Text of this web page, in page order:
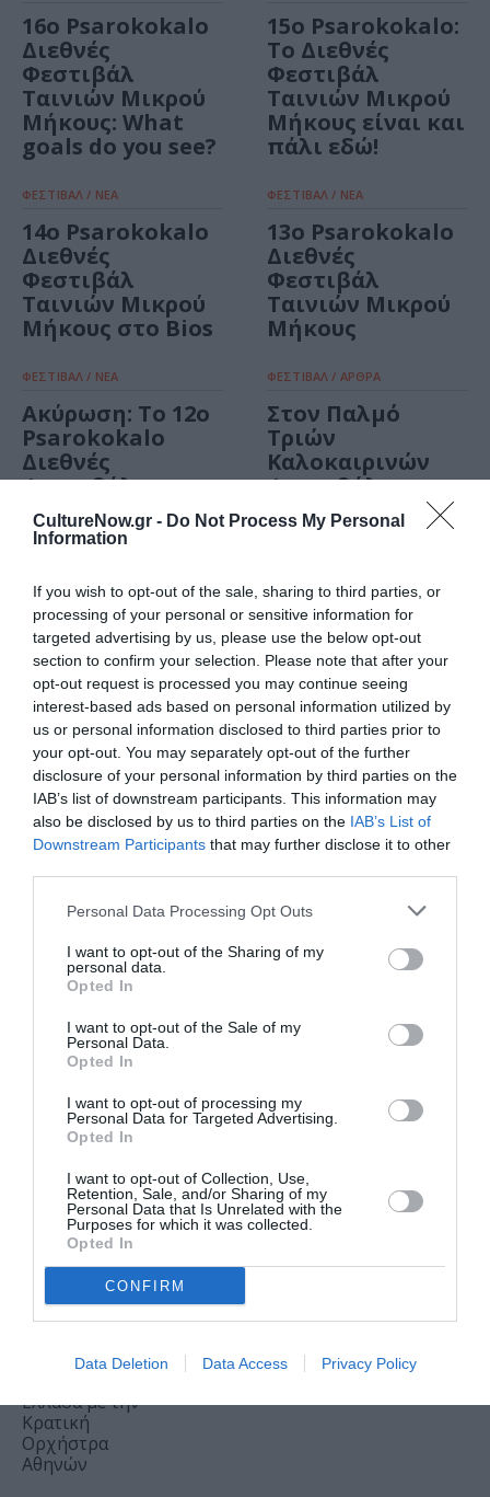
CultureNow.gr - Do Not Process My Personal
Information
If you wish to opt-out of the sale, sharing to third parties, or
processing of your personal or sensitive information for
targeted advertising by us, please use the below opt-out
section to confirm your selection. Please note that after your
opt-out request is processed you may continue seeing
interest-based ads based on personal information utilized by
us or personal information disclosed to third parties prior to
your opt-out. You may separately opt-out of the further
disclosure of your personal information by third parties on the
IAB’s list of downstream participants. This information may
also be disclosed by us to third parties on the IAB’s List of
Downstream Participants that may further disclose it to other
Personal Data Processing Opt Outs
I want to opt-out of the Sharing of my
personal data.
Opted In
I want to opt-out of the Sale of my
Personal Data.
Opted In
I want to opt-out of processing my
Personal Data for Targeted Advertising.
Opted In
I want to opt-out of Collection, Use,
Retention, Sale, and/or Sharing of my
Personal Data that Is Unrelated with the
Purposes for which it was collected.
Opted In
CONFIRM
Data Deletion Data Access Privacy Policy
16ο Psarokokalo
Διεθνές
Φεστιβάλ
Ταινιών Μικρού
Μήκους: What
goals do you see?
15ο Psarokokalo:
Το Διεθνές
Φεστιβάλ
Ταινιών Μικρού
Μήκους είναι και
πάλι εδώ!
ΦΕΣΤΙΒΑΛ / ΝΕΑ
14o Psarokokalo
Διεθνές
Φεστιβάλ
Ταινιών Μικρού
Μήκους στο Bios
ΦΕΣΤΙΒΑΛ / ΝΕΑ
13o Psarokokalo
Διεθνές
Φεστιβάλ
Ταινιών Μικρού
Μήκους
ΦΕΣΤΙΒΑΛ / ΝΕΑ
Ακύρωση: Το 12o
Psarokokalo
Διεθνές
Φεστιβάλ
Ταινιών Μικρού
Μήκους 2020
στην Κέα
ΦΕΣΤΙΒΑΛ / ΑΡΘΡΑ
Στον Παλμό
Τριών
Καλοκαιρινών
Φεστιβάλ
Τελευταία
νέα
04.08.2026 | 20.02
Βάκχες, του
Ευριπίδη σε
σκηνοθεσία
Γιάβορ
Γκάρντεφ
Δημοτικό
Θέατρο
Λυκαβηττού
ΜΟΥΣΙΚΗ / ΜΟΥΣΙΚΑ
ΝΕΑ04.08.2026 | 19.04
Το “The
Beatles
Fantasy”
Ελλάδα με την
Κρατική
Ορχήστρα
Αθηνών